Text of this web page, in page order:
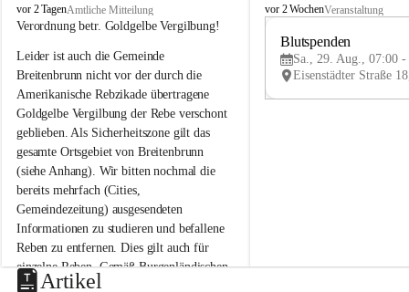
B
r
i
t
e
n
b
r
u
n
n
a
m
N
e
u
vor 2 TagenAmtliche Mitteilung
Verordnung betr. Goldgelbe Vergilbung!
Leider ist auch die Gemeinde
Breitenbrunn nicht vor der durch die
Amerikanische Rebzikade übertragene
Goldgelbe Vergilbung der Rebe verschont
geblieben. Als Sicherheitszone gilt das
gesamte Ortsgebiet von Breitenbrunn
(siehe Anhang). Wir bitten nochmal die
bereits mehrfach (Cities,
Gemeindezeitung) ausgesendeten
Informationen zu studieren und befallene
Reben zu entfernen. Dies gilt auch für
einzelne Reben. Gemäß Burgenländischen
Weinbaugesetz sind nicht gepflegte oder
B
e
u
vor 2 WochenVeranstaltung
Blutspenden
Sa., 29. Aug., 07:00 -
Artikel